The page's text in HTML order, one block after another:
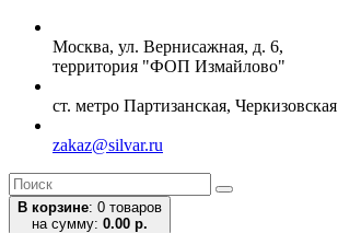
Москва, ул. Вернисажная, д. 6,
территория "ФОП Измайлово"
ст. метро Партизанская, Черкизовская
zakaz@silvar.ru
В корзине: 0 товаров
на сумму: 0.00 р.